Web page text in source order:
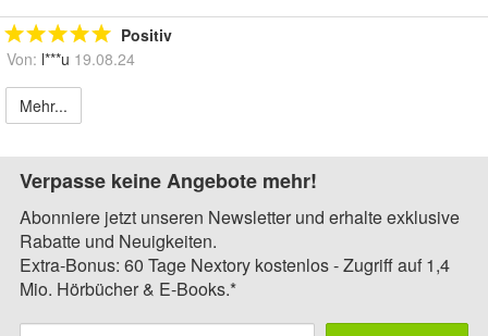
Positiv
Von: l***u 19.08.24
Mehr...
Verpasse keine Angebote mehr!
Abonniere jetzt unseren Newsletter und erhalte exklusive
Rabatte und Neuigkeiten.
Extra-Bonus: 60 Tage Nextory kostenlos - Zugriff auf 1,4
Mio. Hörbücher & E-Books.*